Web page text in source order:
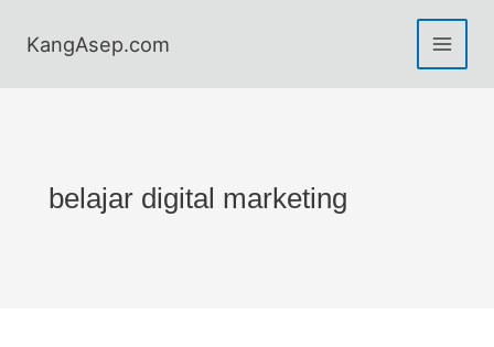
KangAsep.com
belajar digital marketing